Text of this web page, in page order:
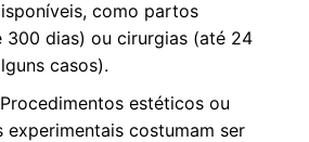
como partos
300 dias) ou cirurgias (até 24
casos).
estéticos ou
experimentais costumam ser